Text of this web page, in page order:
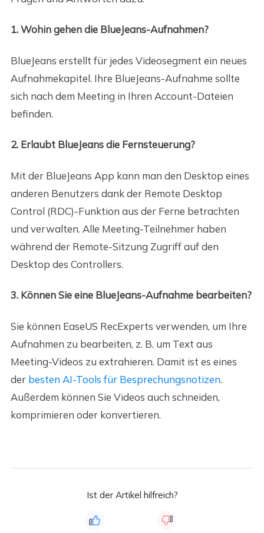
1. Wohin gehen die BlueJeans-Aufnahmen?
BlueJeans erstellt für jedes Videosegment ein neues
Aufnahmekapitel. Ihre BlueJeans-Aufnahme sollte
sich nach dem Meeting in Ihren Account-Dateien
befinden.
2. Erlaubt BlueJeans die Fernsteuerung?
Mit der BlueJeans App kann man den Desktop eines
anderen Benutzers dank der Remote Desktop
Control (RDC)-Funktion aus der Ferne betrachten
und verwalten. Alle Meeting-Teilnehmer haben
während der Remote-Sitzung Zugriff auf den
Desktop des Controllers.
3. Können Sie eine BlueJeans-Aufnahme bearbeiten?
Sie können EaseUS RecExperts verwenden, um Ihre
Aufnahmen zu bearbeiten, z. B. um Text aus
Meeting-Videos zu extrahieren. Damit ist es eines
der besten AI-Tools für Besprechungsnotizen.
Außerdem können Sie Videos auch schneiden,
komprimieren oder konvertieren.
Ist der Artikel hilfreich?